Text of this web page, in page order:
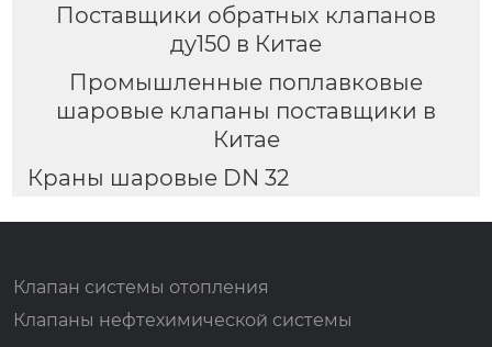
Поставщики обратных клапанов
ду150 в Китае
Промышленные поплавковые
шаровые клапаны поставщики в
Китае
Краны шаровые DN 32
Клапан системы отопления
Клапаны нефтехимической системы